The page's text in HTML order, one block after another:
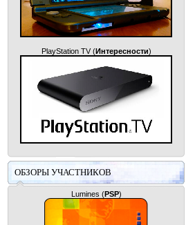
PlayStation TV(Интересности)
ОБЗОРЫ УЧАСТНИКОВ
Lumines (PSP)